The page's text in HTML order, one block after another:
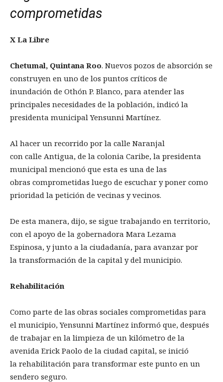
comprometidas
X La Libre
Chetumal, Quintana Roo. Nuevos pozos de absorción se
construyen en uno de los puntos críticos de
inundación de Othón P. Blanco, para atender las
principales necesidades de la población, indicó la
presidenta municipal Yensunni Martínez.
Al hacer un recorrido por la calle Naranjal
con calle Antigua, de la colonia Caribe, la presidenta
municipal mencionó que esta es una de las
obras comprometidas luego de escuchar y poner como
prioridad la petición de vecinas y vecinos.
De esta manera, dijo, se sigue trabajando en territorio,
con el apoyo de la gobernadora Mara Lezama
Espinosa, y junto a la ciudadanía, para avanzar por
la transformación de la capital y del municipio.
Rehabilitación
Como parte de las obras sociales comprometidas para
el municipio, Yensunni Martínez informó que, después
de trabajar en la limpieza de un kilómetro de la
avenida Erick Paolo de la ciudad capital, se inició
la rehabilitación para transformar este punto en un
sendero seguro.